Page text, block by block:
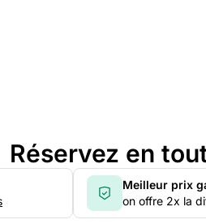
Réservez en
Meilleur prix
on offre 2x la